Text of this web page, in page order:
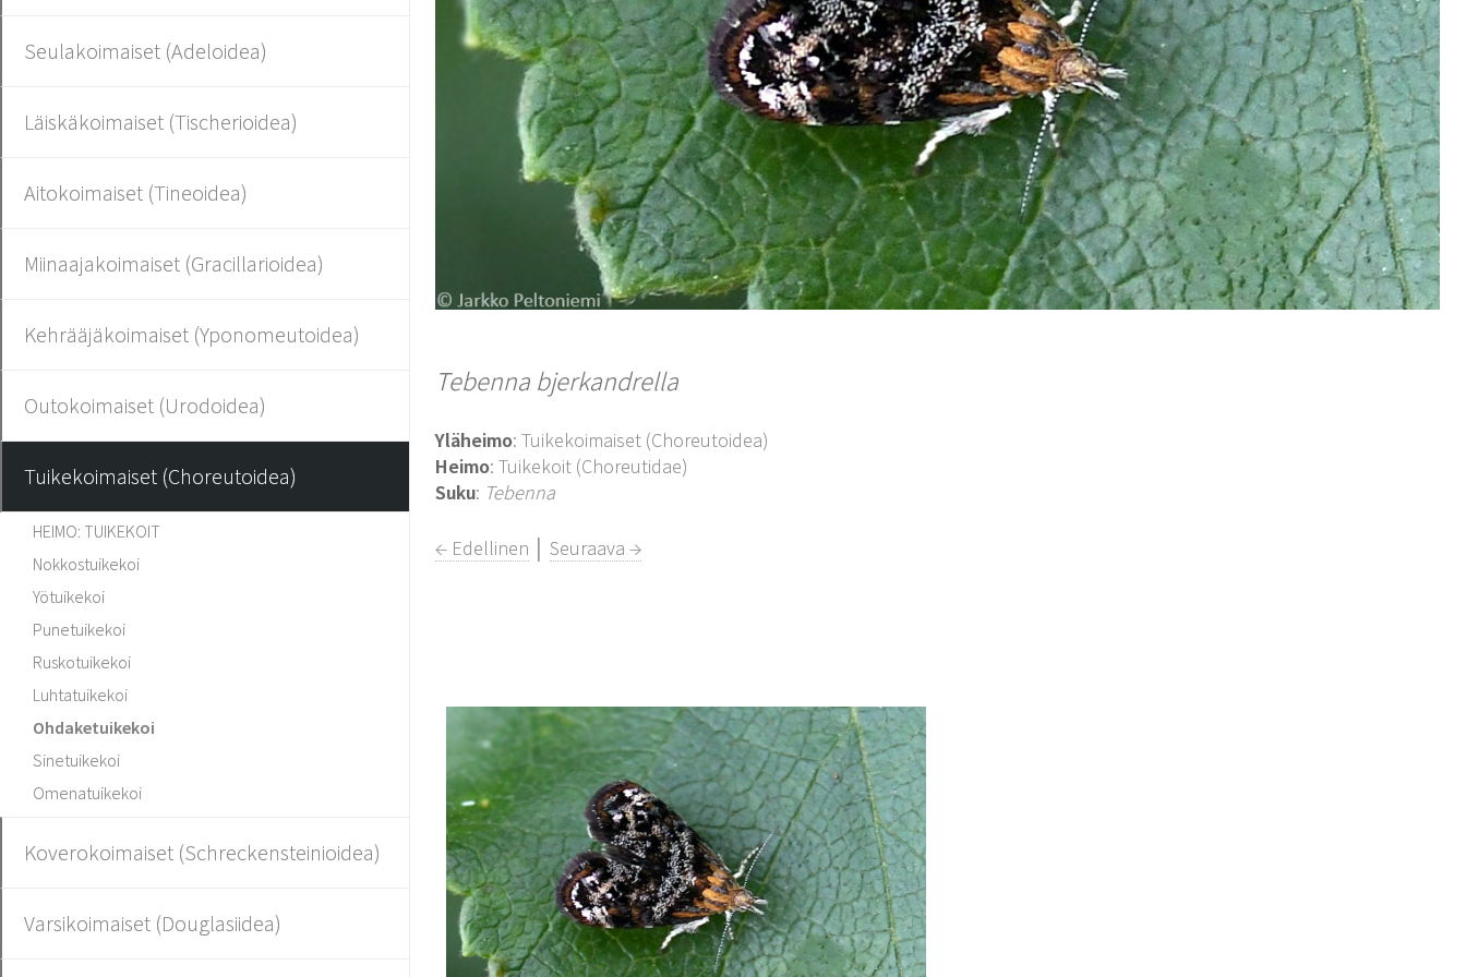
Seulakoimaiset (Adeloidea)
Läiskäkoimaiset (Tischerioidea)
Aitokoimaiset (Tineoidea)
Miinaajakoimaiset (Gracillarioidea)
Kehrääjäkoimaiset (Yponomeutoidea)
Outokoimaiset (Urodoidea)
Tuikekoimaiset (Choreutoidea)
HEIMO: TUIKEKOIT
Nokkostuikekoi
Yötuikekoi
Punetuikekoi
Ruskotuikekoi
Luhtatuikekoi
Ohdaketuikekoi
Sinetuikekoi
Omenatuikekoi
Koverokoimaiset (Schreckensteinioidea)
Varsikoimaiset (Douglasiidea)
Tebenna bjerkandrella
Yläheimo: Tuikekoimaiset (Choreutoidea)
Heimo: Tuikekoit (Choreutidae)
Suku: Tebenna
← Edellinen │Seuraava →